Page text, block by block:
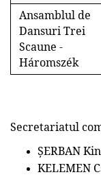
Ansamblul de
Dansuri Trei
Scaune -
Háromszék
Secretariatul
ȘERBAN
KELEMEN